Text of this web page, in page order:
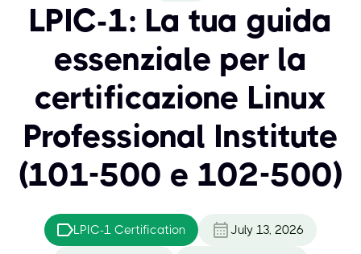
LPIC-1: La tua guida
essenziale per la
certificazione Linux
Professional Institute
(101-500 e 102-500)
LPIC-1 Certification July 13, 2026